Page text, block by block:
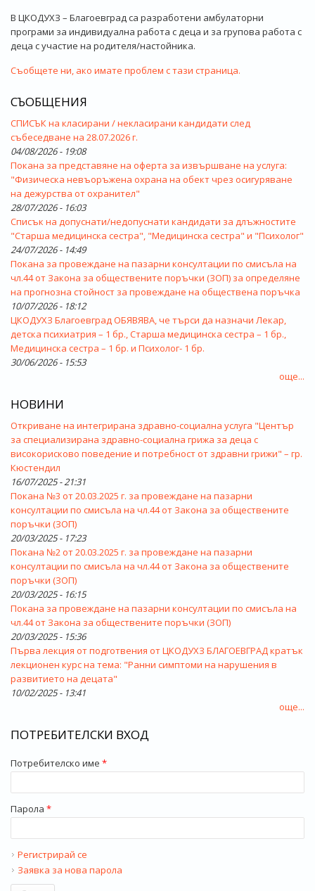
В ЦКОДУХЗ – Благоевград са разработени амбулаторни
програми за индивидуална работа с деца и за групова работа с
деца с участие на родителя/настойника.
Съобщете ни, ако имате проблем с тази страница.
СЪОБЩЕНИЯ
СПИСЪК на класирани / некласирани кандидати след
събеседване на 28.07.2026 г.
04/08/2026 - 19:08
Покана за представяне на оферта за извършване на услуга:
"Физическа невъоръжена охрана на обект чрез осигуряване
на дежурства от охранител"
28/07/2026 - 16:03
Списък на допуснати/недопуснати кандидати за длъжностите
"Старша медицинска сестра", "Медицинска сестра" и "Психолог"
24/07/2026 - 14:49
Покана за провеждане на пазарни консултации по смисъла на
чл.44 от Закона за обществените поръчки (ЗОП) за определяне
на прогнозна стойност за провеждане на обществена поръчка
10/07/2026 - 18:12
ЦКОДУХЗ Благоевград ОБЯВЯВА, че търси да назначи Лекар,
детска психиатрия – 1 бр., Старша медицинска сестра – 1 бр.,
Медицинска сестра – 1 бр. и Психолог- 1 бр.
30/06/2026 - 15:53
още...
НОВИНИ
Откриване на интегрирана здравно-социална услуга "Център
за специализирана здравно-социална грижа за деца с
високорисково поведение и потребност от здравни грижи" – гр.
Кюстендил
16/07/2025 - 21:31
Покана №3 от 20.03.2025 г. за провеждане на пазарни
консултации по смисъла на чл.44 от Закона за обществените
поръчки (ЗОП)
20/03/2025 - 17:23
Покана №2 от 20.03.2025 г. за провеждане на пазарни
консултации по смисъла на чл.44 от Закона за обществените
поръчки (ЗОП)
20/03/2025 - 16:15
Покана за провеждане на пазарни консултации по смисъла на
чл.44 от Закона за обществените поръчки (ЗОП)
20/03/2025 - 15:36
Първа лекция от подготвения от ЦКОДУХЗ БЛАГОЕВГРАД кратък
лекционен курс на тема: "Ранни симптоми на нарушения в
развитието на децата"
10/02/2025 - 13:41
още...
ПОТРЕБИТЕЛСКИ ВХОД
Потребителско име *
Парола *
Регистрирай се
Заявка за нова парола